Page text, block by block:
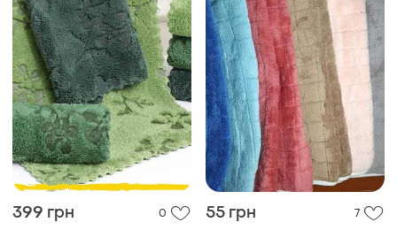
399 грн 0 55 грн 7